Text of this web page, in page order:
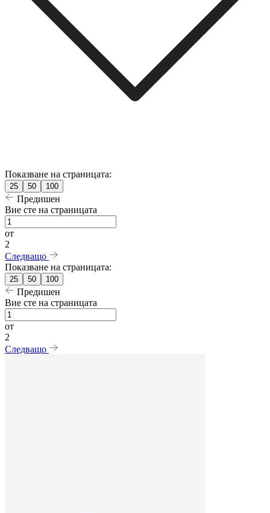
Показване на страницата:
25 50 100
Предишен
Вие сте на страницата
от
2
Следващо
Показване на страницата:
25 50 100
Предишен
Вие сте на страницата
от
2
Следващо